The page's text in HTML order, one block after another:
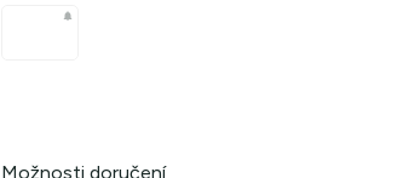
Možnosti doručení